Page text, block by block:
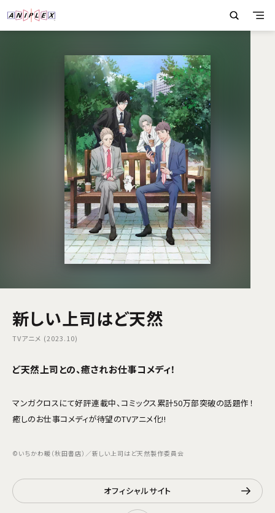
新しい上司はど天然
TVアニメ (2023.10)
ど天然上司との、癒されお仕事コメディ！
マンガクロスにて好評連載中、コミックス累計50万部突破の話題作！
癒しのお仕事コメディが待望のTVアニメ化!!
©いちかわ暖（秋田書店）／新しい上司はど天然製作委員会
オフィシャルサイト